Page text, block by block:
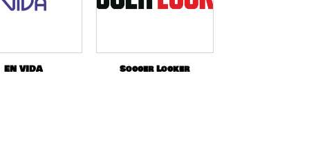
EN VIDA Soccer Locker